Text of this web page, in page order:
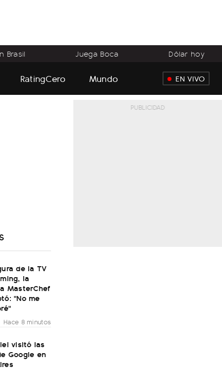
Brasil Juega Boca Dólar hoy
RatingCero Mundo EN VIVO
de la TV
la
MasterChef
"No me
Hace 8 minutos
visitó las
Google en